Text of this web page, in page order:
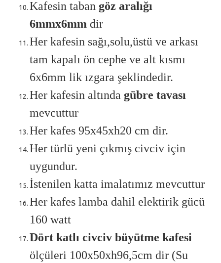
Kafesin taban göz aralığı
6mmx6mm dir
Her kafesin sağı,solu,üstü ve arkası
tam kapalı ön cephe ve alt kısmı
6x6mm lik ızgara şeklindedir.
Her kafesin altında gübre tavası
mevcuttur
Her kafes 95x45xh20 cm dir.
Her türlü yeni çıkmış civciv için
uygundur.
İstenilen katta imalatımız mevcuttur
Her kafes lamba dahil elektirik gücü
160 watt
Dört katlı civciv büyütme kafesi
ölçüleri 100x50xh96,5cm dir (Su